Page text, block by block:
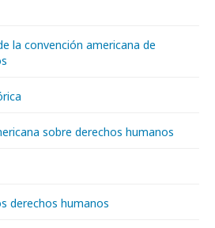
la convención americana de
sobre derechos humanos
derechos humanos